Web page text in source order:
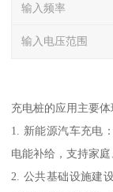
输入频率
输入电压范围
充电桩的应用主要体
1. 新能源汽车充电
电能补给，支持家
2. 公共基础设施建